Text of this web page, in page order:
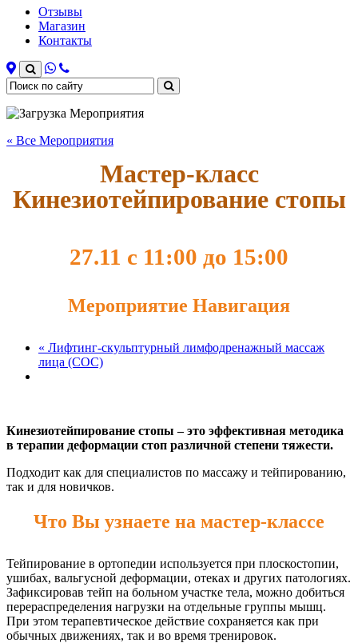
Отзывы
Магазин
Контакты
« Все Мероприятия
Мастер-класс
Кинезиотейпирование стопы
27.11 с 11:00 до 15:00
Мероприятие Навигация
« Лифтинг-скульптурный лимфодренажный массаж
лица (СОС)
Кинезиотейпирование стопы – это эффективная методика
в терапии деформации стоп различной степени тяжести.
Подходит как для специалистов по массажу и тейпированию,
так и для новичков.
Что Вы узнаете на мастер-классе
Тейпирование в ортопедии используется при плоскостопии,
ушибах, вальгусной деформации, отеках и других патологиях.
Зафиксировав тейп на больном участке тела, можно добиться
перераспределения нагрузки на отдельные группы мышц.
При этом терапевтическое действие сохраняется как при
обычных движениях, так и во время тренировок.